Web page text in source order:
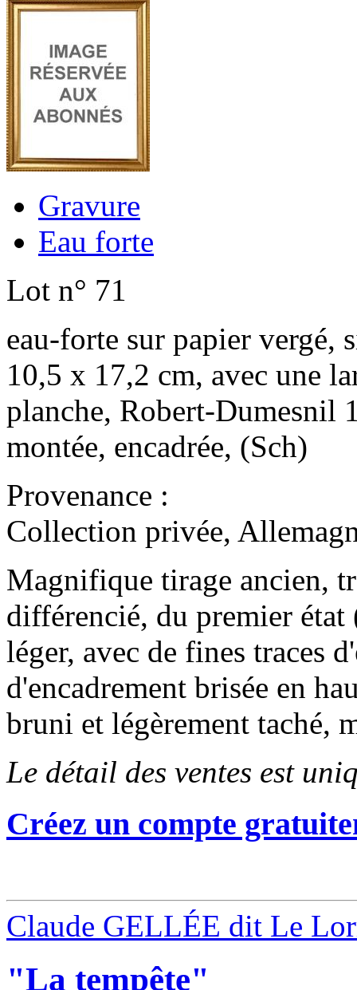
Gravure
Eau forte
Lot n° 71
eau-forte sur papier vergé,
10,5 x 17,2 cm, avec une
planche, Robert-
montée, encadrée, (Sch)
Provenance :
Collection privée,
Magnifique tirage ancien,
différencié, du premier
léger, avec de fines traces
d'encadrement brisée en
bruni et légèrement taché,
Le détail des ventes est
Créez un compte
Claude GELLÉE dit Le
"La tempête"